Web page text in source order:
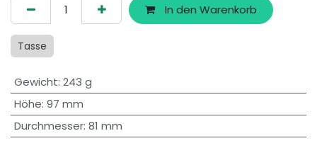
In den Warenkorb
Tasse
Gewicht: 243 g
Höhe: 97 mm
Durchmesser: 81 mm